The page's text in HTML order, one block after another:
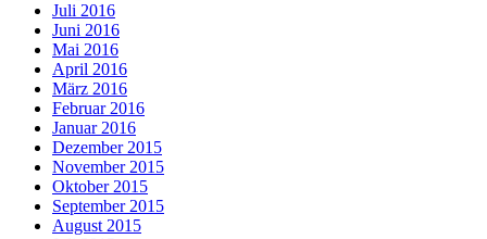
Juli 2016
Juni 2016
Mai 2016
April 2016
März 2016
Februar 2016
Januar 2016
Dezember 2015
November 2015
Oktober 2015
September 2015
August 2015